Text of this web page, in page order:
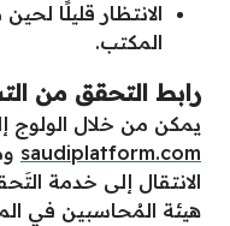
الانتظار قليلًا
المكتب.
رابط التحقق من
يمكن من خلال الولوج
saudiplatform.com
الانتقال إلى خدمة
هيئة المُحاسبين في